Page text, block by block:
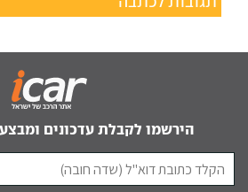
הירשמו לקבלת עדכונים